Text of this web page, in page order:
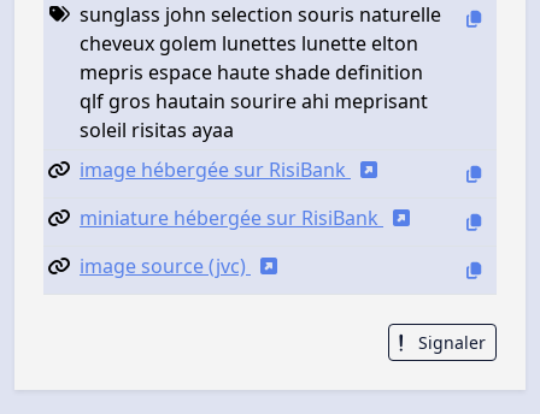
sunglass john selection souris naturelle
cheveux golem lunettes lunette elton
mepris espace haute shade definition
qlf gros hautain sourire ahi meprisant
soleil risitas ayaa
image hébergée sur RisiBank
miniature hébergée sur RisiBank
image source (jvc)
Signaler